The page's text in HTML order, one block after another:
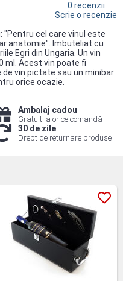
0 recenzii
Scrie o recenzie
cel care vinul este
anatomie". Imbuteliat cu
Egri din Ungaria. Un vin
ml. Acest vin poate fi
vin pictate sau un minibar
orice ocazie.
Ambalaj cadou
Gratuit la orice comandă
30 de zile
Drept de returnare produse